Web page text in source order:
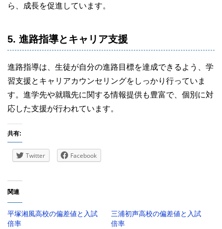
ら、成長を促進しています。
5. 進路指導とキャリア支援
進路指導は、生徒が自分の進路目標を達成できるよう、学
習支援とキャリアカウンセリングをしっかり行っていま
す。進学先や就職先に関する情報提供も豊富で、個別に対
応した支援が行われています。
共有:
Twitter Facebook
関連
平塚湘風高校の偏差値と入試
倍率
三浦初声高校の偏差値と入試
倍率